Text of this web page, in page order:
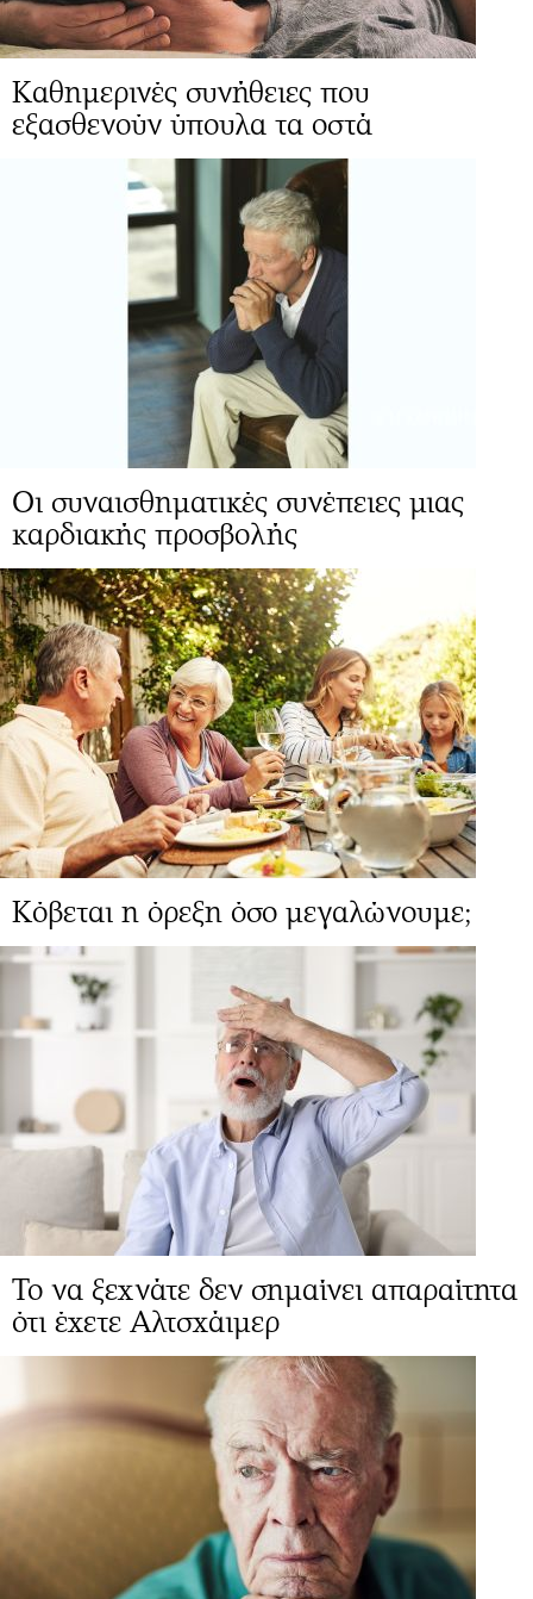
Καθημερινές συνήθειες που
εξασθενούν ύπουλα τα οστά
Οι συναισθηματικές συνέπειες μιας
καρδιακής προσβολής
Κόβεται η όρεξη όσο μεγαλώνουμε;
Το να ξεχνάτε δεν σημαίνει απαραίτητα
ότι έχετε Αλτσχάιμερ